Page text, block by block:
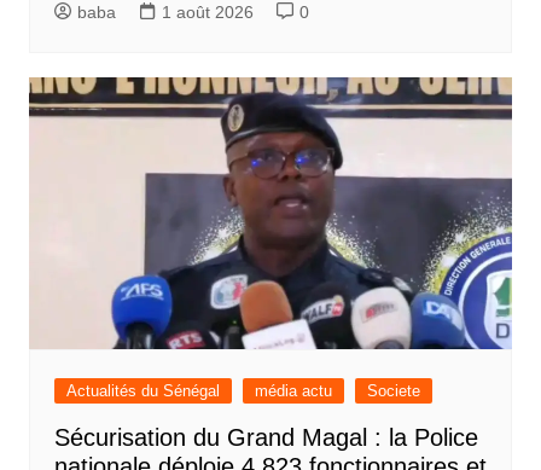
baba 1 août 2026 0
Actualités du Sénégal média actu Societe
Sécurisation du Grand Magal : la Police